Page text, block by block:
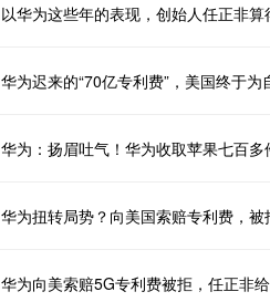
以华为这些年的表现，创始人任正非算
华为迟来的“70亿专利费”，美国终于为
华为：扬眉吐气！华为收取苹果七百
华为扭转局势？向美国索赔专利费，
华为向美索赔5G专利费被拒，任正非